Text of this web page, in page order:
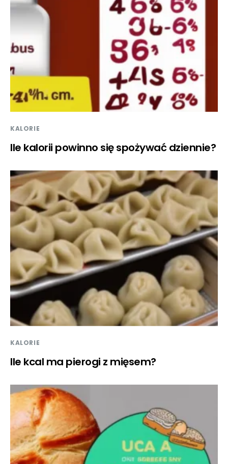
KALORIE
Ile kalorii powinno się spożywać dziennie?
KALORIE
Ile kcal ma pierogi z mięsem?